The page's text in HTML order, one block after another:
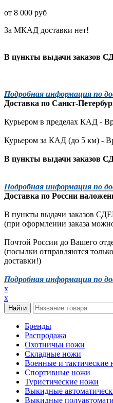
от 8 000
За МКАД доставки нет!
В пункты выдачи заказов
Подробная информация по
Доставка по Санкт-
Курьером в пределах КАД -
Курьером за КАД (до 5 км) -
В пункты выдачи заказов
Подробная информация по
Доставка по России
В пункты выдачи заказов
(при оформлении заказа
Почтой России до Вашего
(посылки отправляются
доставки!)
Подробная информация по
x
x
Бренды
Распродажа
Охотничьи ножи
Складные ножи
Военные и тактические
Спортивные ножи
Туристические ножи
Выкидные
Выкидные